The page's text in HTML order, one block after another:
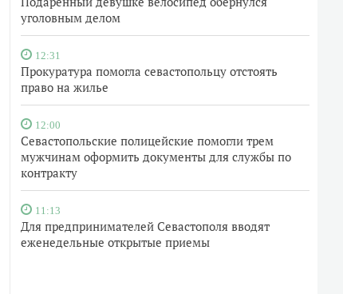
уголовным делом
12:31
Прокуратура помогла севастопольцу отстоять
право на жилье
12:00
Севастопольские полицейские помогли трем
мужчинам оформить документы для службы по
контракту
11:13
Для предпринимателей Севастополя вводят
еженедельные открытые приемы